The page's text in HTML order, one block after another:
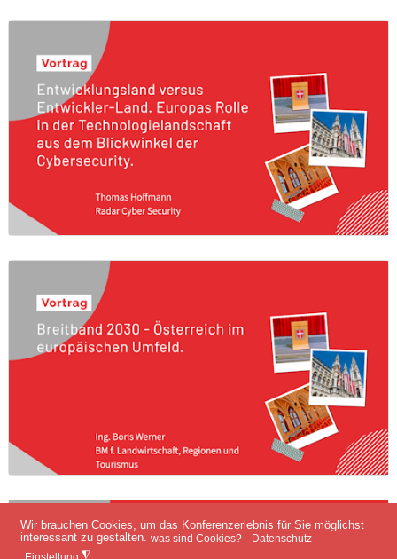
Wir brauchen Cookies, um das Konferenzerlebnis für Sie möglichst
interessant zu gestalten. was sind Cookies? Datenschutz
Einstellung ◮